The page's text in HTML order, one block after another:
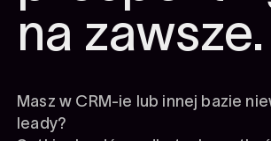
na zawsze.
Masz w CRM-ie lub innej bazie
leady?